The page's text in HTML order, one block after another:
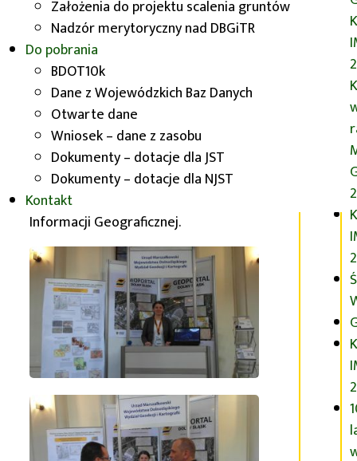
Założenia do projektu scalenia gruntów
Nadzór merytoryczny nad DBGiTR
Do pobrania
BDOT10k
Dane z Wojewódzkich Baz Danych
Otwarte dane
Wniosek – dane z zasobu
Dokumenty – dotacje dla JST
Dokumenty – dotacje dla NJST
Kontakt
upominki reklamowe Dolnego Śląska.
Na Uniwersytecie Przyrodniczym
mieliśmy przyjemność wygłosić
wykład inaugurujący pt.Geoportal
Dolnego Śląska – GIS na wyciągnięcie
ręki, skierowany przede wszystkim do
licznie zebranej młodzieży ze szkół
średnich, która dopiero rozpoczyna
swoją przygodę z Systemami
Informacji Geograficznej.